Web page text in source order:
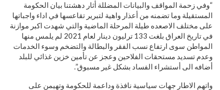
“وفي زحمة المواقف والبيانات المضللة أثار دهشتنا بيان الحكومة
المستقيلة وما تضمنه من أعذار واهية لتبرير تقاعسها في اداء واجباتها
على مختلف الاصعده طيلة المرحلة الماضية والتي شهدت اكبر موازنة
في تاريخ العراق بلغت 133 ترليون دينار لعام 2021 لم يلمس منها
المواطن سوى ارتفاع نسب الفقر والبطالة والتضخم وسوء الخدمات
وعدم تسديد مستحقات الفلاحين وعجز عن تأمين خزين غذائي للبلد
أضافه الى أستشراء الفساد بشكل غير مسبوق”.
واتهم الاطار جهات سياسية نافذة وداعمة للحكومة وتهيمن على